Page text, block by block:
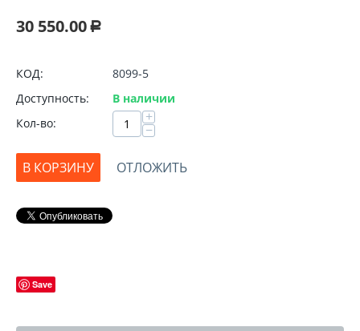
30 550.00 Р
КОД:
8099-5
Доступность:
В наличии
Кол-во:
+
−
В КОРЗИНУ ОТЛОЖИТЬ
Save